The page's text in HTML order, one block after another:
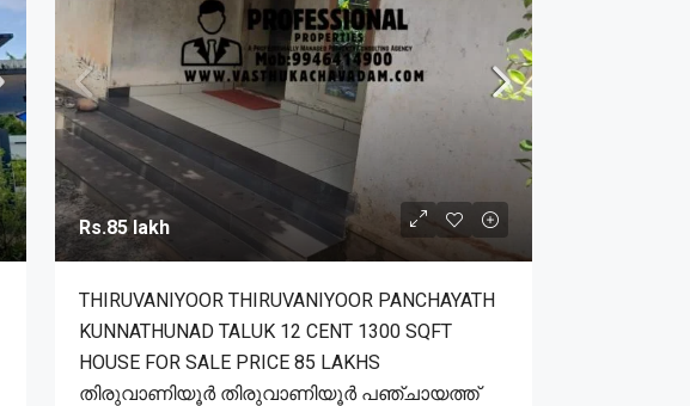
Rs.85 lakh
THIRUVANIYOOR THIRUVANIYOOR PANCHAYATH
KUNNATHUNAD TALUK 12 CENT 1300 SQFT
HOUSE FOR SALE PRICE 85 LAKHS
തിരുവാണിയൂർ തിരുവാണിയൂർ പഞ്ചായത്ത്